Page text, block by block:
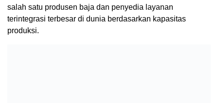
salah satu produsen baja dan penyedia layanan
terintegrasi terbesar di dunia berdasarkan kapasitas
produksi.